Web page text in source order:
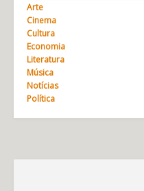
Arte
Cinema
Cultura
Economia
Literatura
Música
Notícias
Política